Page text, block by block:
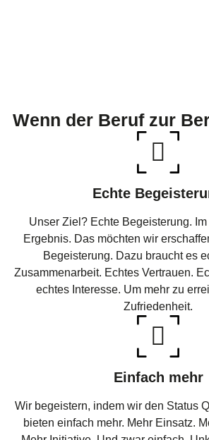
Wenn der Beruf zur
Echte
Unser Ziel? Echte Begeisterung.
Ergebnis. Das möchten wir
Begeisterung. Dazu braucht es
Zusammenarbeit. Echtes Vertrauen.
echtes Interesse. Um mehr zu
Zufriedenheit.
Einfach mehr
Wir begeistern, indem wir den Status
bieten einfach mehr. Mehr Einsatz.